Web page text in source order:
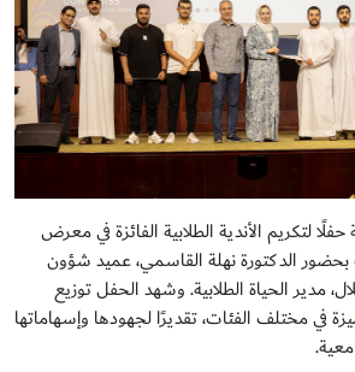
لتكريم الأندية الطلابية الفائزة في معرض
2025، وذلك بحضور الدكتورة نهلة القاسمي، عميد شؤون
مدير الحياة الطلابية. وشهد الحفل توزيع
في مختلف الفئات، تقديرًا لجهودها وإسهاماتها